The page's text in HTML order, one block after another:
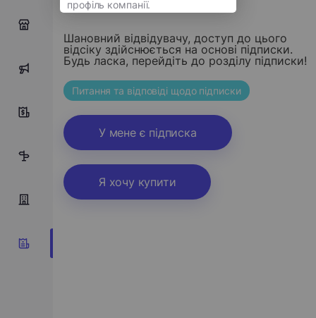
0
Шановний відвідувачу, доступ до цього
відсіку здійснюється на основі підписки.
Будь ласка, перейдіть до розділу підписки!
Питання та відповіді щодо підписки
У мене є підписка
Я хочу купити